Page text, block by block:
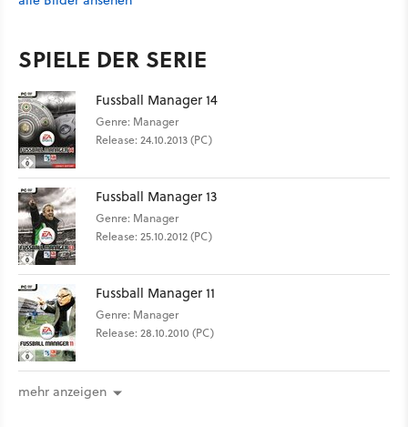
SPIELE DER SERIE
Fussball Manager 14
Genre: Manager
Release: 24.10.2013 (PC)
Fussball Manager 13
Genre: Manager
Release: 25.10.2012 (PC)
Fussball Manager 11
Genre: Manager
Release: 28.10.2010 (PC)
mehr anzeigen